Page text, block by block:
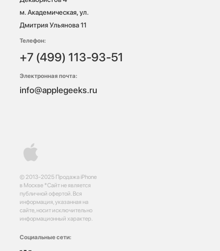
© 2013-2025 Продажа iPhone
в Москве *Сайт не является
публичной офертой. Вся
информация, указанная на
сайте, носит исключительно
информационный характер.
Социальные сети:
м. Академическая, ул.
Дмитрия Ульянова 11
Телефон:
+7 (499) 113-93-51
Электронная почта:
info@applegeeks.ru